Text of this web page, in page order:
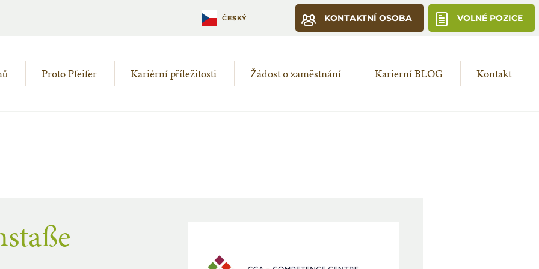
ČESKÝ KONTAKTNÍ OSOBA VOLNÉ POZICE
Proto Pfeifer Kariérní příležitosti Žádost o zaměstnání Karierní BLOG Kontakt